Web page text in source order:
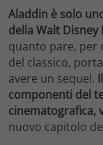
Aladdin è solo
della Walt
quanto pare, per
del classico,
avere un sequel.
componenti del
cinematografica,
nuovo capitolo